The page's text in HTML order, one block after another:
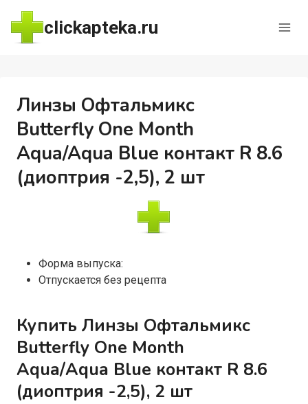
Перейти
содержимому
clickapteka.ru
Линзы Офтальмикс
Butterfly One Month
Aqua/Aqua Blue контакт R 8.6
(диоптрия -2,5), 2 шт
Форма выпуска:
Отпускается без рецепта
Купить Линзы Офтальмикс
Butterfly One Month
Aqua/Aqua Blue контакт R 8.6
(диоптрия -2,5), 2 шт